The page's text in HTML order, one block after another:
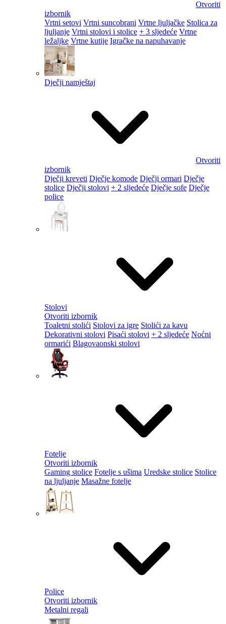
Otvoriti
izbornik
Vrtni setovi Vrtni suncobrani Vrtne ljuljačke Stolica za
ljuljanje Vrtni stolovi i stolice + 3 sljedeće Vrtne
ležaljke Vrtne kutije Igračke na napuhavanje
Dječji namještaj
Otvoriti
izbornik
Dječji kreveti Dječje komode Dječji ormari Dječje
stolice Dječji stolovi + 2 sljedeće Dječje sofe Dječje
police
Stolovi
Otvoriti izbornik
Toaletni stolići Stolovi za igre Stolići za kavu
Dekorativni stolovi Pisaći stolovi + 2 sljedeće Noćni
ormarići Blagovaonski stolovi
Fotelje
Otvoriti izbornik
Gaming stolice Fotelje s ušima Uredske stolice Stolice
na ljuljanje Masažne fotelje
Police
Otvoriti izbornik
Metalni regali